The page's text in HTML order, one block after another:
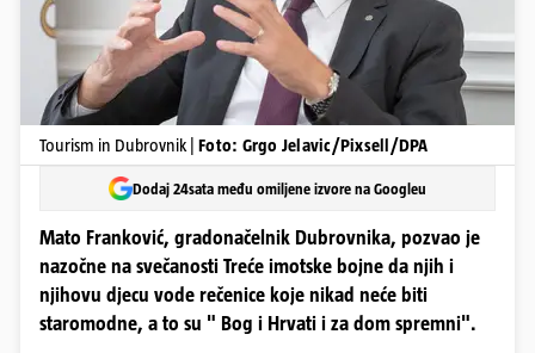
Tourism in Dubrovnik | Foto: Grgo Jelavic/Pixsell/DPA
Dodaj 24sata među omiljene izvore na Googleu
Mato Franković, gradonačelnik Dubrovnika, pozvao je
nazočne na svečanosti Treće imotske bojne da njih i
njihovu djecu vode rečenice koje nikad neće biti
staromodne, a to su " Bog i Hrvati i za dom spremni".